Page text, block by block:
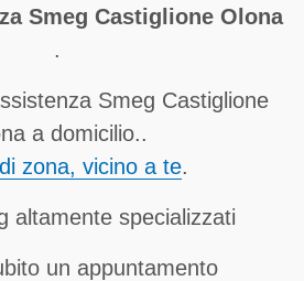
Smeg Castiglione Olona
.
Smeg Castiglione
a domicilio..
zona, vicino a te.
altamente specializzati
un appuntamento